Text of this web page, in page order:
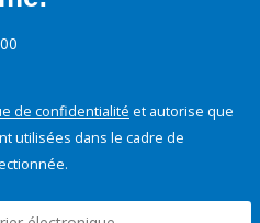
de confidentialité et autorise que
utilisées dans le cadre de